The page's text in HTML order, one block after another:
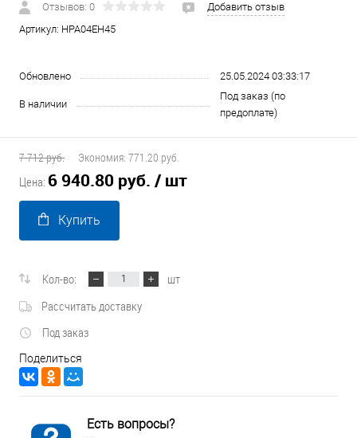
Отзывов: 0
Добавить отзыв
Артикул: HPA04EH45
Обновлено 25.05.2024 03:33:17
В наличии
Под заказ (по
предоплате)
7 712 руб. Экономия: 771.20 руб.
Цена: 6 940.80 руб. / шт
Купить
Кол-во:
шт
Рассчитать доставку
Под заказ
Поделиться
Есть вопросы?